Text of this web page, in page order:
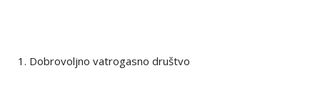
Dobrovoljno vatrogasno društvo